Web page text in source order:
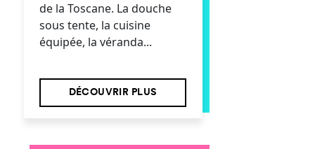
de la Toscane. La douche
sous tente, la cuisine
équipée, la véranda...
DÉCOUVRIR PLUS